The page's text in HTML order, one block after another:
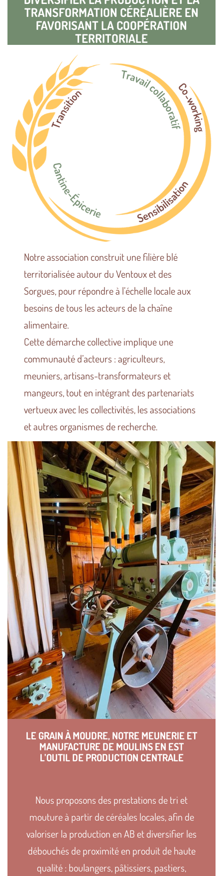
TRANSFORMATION CÉRÉALIÈRE EN
FAVORISANT LA COOPÉRATION
TERRITORIALE
Notre association construit une filière blé
territorialisée autour du Ventoux et des
Sorgues, pour répondre à l’échelle locale aux
besoins de tous les acteurs de la chaîne
alimentaire.
Cette démarche collective implique une
communauté d’acteurs : agriculteurs,
meuniers, artisans-transformateurs et
mangeurs, tout en intégrant des partenariats
vertueux avec les collectivités, les associations
et autres organismes de recherche.
LE GRAIN À MOUDRE, NOTRE MEUNERIE ET
MANUFACTURE DE MOULINS EN EST
L’OUTIL DE PRODUCTION CENTRALE
Nous proposons des prestations de tri et
mouture à partir de céréales locales, afin de
valoriser la production en AB et diversifier les
débouchés de proximité en produit de haute
qualité : boulangers, pâtissiers, pastiers,